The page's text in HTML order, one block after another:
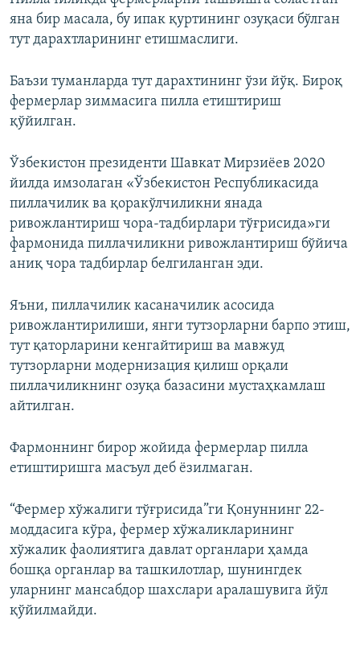
яна бир масала, бу ипак қуртининг озуқаси бўлган
тут дарахтларининг етишмаслиги.
Баъзи туманларда тут дарахтининг ўзи йўқ. Бироқ
фермерлар зиммасига пилла етиштириш
қўйилган.
Ўзбекистон президенти Шавкат Мирзиёев 2020
йилда имзолаган «Ўзбекистон Республикасида
пиллачилик ва қоракўлчиликни янада
ривожлантириш чора-тадбирлари тўғрисида»ги
фармонида пиллачиликни ривожлантириш бўйича
аниқ чора тадбирлар белгиланган эди.
Яъни, пиллачилик касаначилик асосида
ривожлантирилиши, янги тутзорларни барпо этиш,
тут қаторларини кенгайтириш ва мавжуд
тутзорларни модернизация қилиш орқали
пиллачиликнинг озуқа базасини мустаҳкамлаш
айтилган.
Фармоннинг бирор жойида фермерлар пилла
етиштиришга масъул деб ёзилмаган.
“Фермер хўжалиги тўғрисида”ги Қонуннинг 22-
моддасига кўра, фермер хўжаликларининг
хўжалик фаолиятига давлат органлари ҳамда
бошқа органлар ва ташкилотлар, шунингдек
уларнинг мансабдор шахслари аралашувига йўл
қўйилмайди.